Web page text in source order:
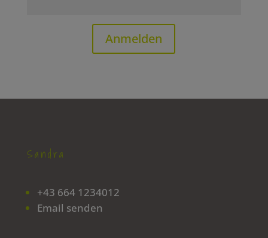
Anmelden
Sandra
+43 664 1234012
Email senden